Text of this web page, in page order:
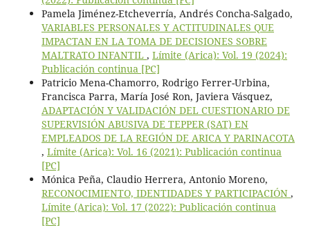
Pamela Jiménez-Etcheverría, Andrés Concha-Salgado,
VARIABLES PERSONALES Y ACTITUDINALES QUE
IMPACTAN EN LA TOMA DE DECISIONES SOBRE
MALTRATO INFANTIL , Límite (Arica): Vol. 19 (2024):
Publicación continua [PC]
Patricio Mena-Chamorro, Rodrigo Ferrer-Urbina,
Francisca Parra, María José Ron, Javiera Vásquez,
ADAPTACIÓN Y VALIDACIÓN DEL CUESTIONARIO DE
SUPERVISIÓN ABUSIVA DE TEPPER (SAT) EN
EMPLEADOS DE LA REGIÓN DE ARICA Y PARINACOTA
, Límite (Arica): Vol. 16 (2021): Publicación continua
[PC]
Mónica Peña, Claudio Herrera, Antonio Moreno,
RECONOCIMIENTO, IDENTIDADES Y PARTICIPACIÓN ,
Límite (Arica): Vol. 17 (2022): Publicación continua
[PC]